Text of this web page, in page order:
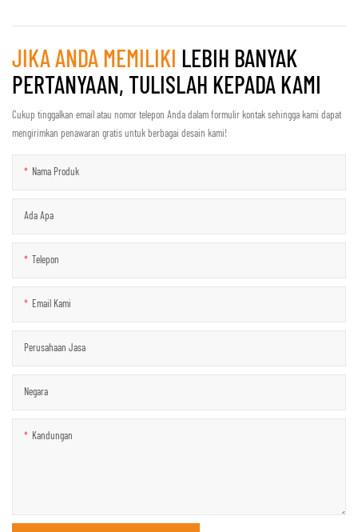
JIKA ANDA MEMILIKI LEBIH BANYAK
PERTANYAAN, TULISLAH KEPADA KAMI
Cukup tinggalkan email atau nomor telepon Anda dalam formulir kontak sehingga kami dapat
mengirimkan penawaran gratis untuk berbagai desain kami!
Nama Produk
Ada Apa
Telepon
Email Kami
Perusahaan Jasa
Negara
Kandungan